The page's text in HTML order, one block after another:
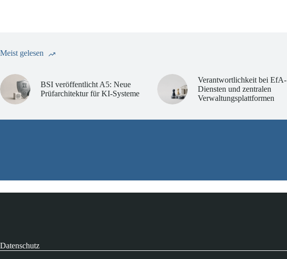
Meist gelesen
BSI veröffentlicht A5: Neue
Prüfarchitektur für KI-Systeme
Verantwortlichkeit bei EfA-
Diensten und zentralen
Verwaltungsplattformen
Datenschutz